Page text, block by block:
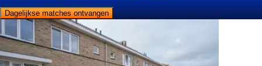
Dagelijkse matches ontvangen